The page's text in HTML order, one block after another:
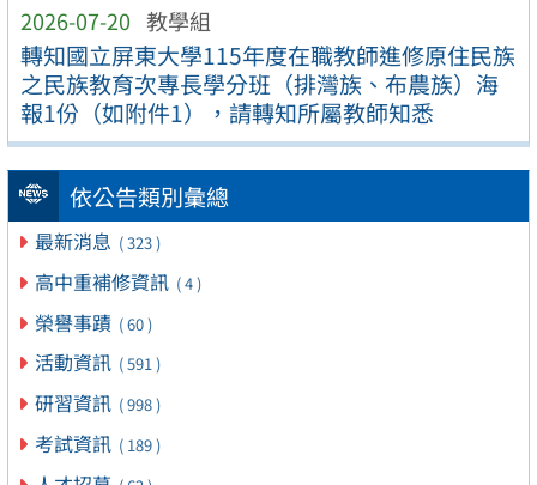
2026-07-20 教學組
轉知國立屏東大學115年度在職教師進修原住民族
之民族教育次專長學分班（排灣族、布農族）海
報1份（如附件1），請轉知所屬教師知悉
依公告類別彙總
最新消息 ( 323 )
高中重補修資訊 ( 4 )
榮譽事蹟 ( 60 )
活動資訊 ( 591 )
研習資訊 ( 998 )
考試資訊 ( 189 )